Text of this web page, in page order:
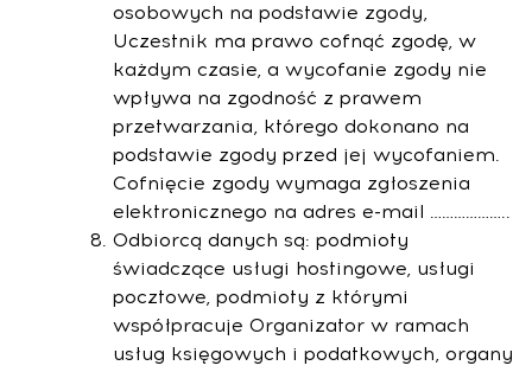
osobowych na podstawie zgody,
Uczestnik ma prawo cofnąć zgodę, w
każdym czasie, a wycofanie zgody nie
wpływa na zgodność z prawem
przetwarzania, którego dokonano na
podstawie zgody przed jej wycofaniem.
Cofnięcie zgody wymaga zgłoszenia
elektronicznego na adres e-mail ………………..
Odbiorcą danych są: podmioty
świadczące usługi hostingowe, usługi
pocztowe, podmioty z którymi
współpracuje Organizator w ramach
usług księgowych i podatkowych, organy